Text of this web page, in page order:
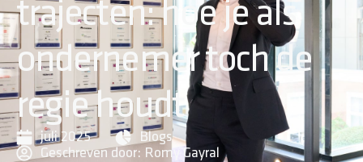
trajecten: hoe je als
ondernemer toch de
regie houdt
juli 2025
Blogs
Geschreven door: Romy Gayral